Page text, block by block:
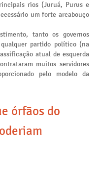
rios (Juruá, Purus e
um forte arcabouço
tanto os governos
partido político (na
atual de esquerda
muitos servidores
pelo modelo da
órfãos do